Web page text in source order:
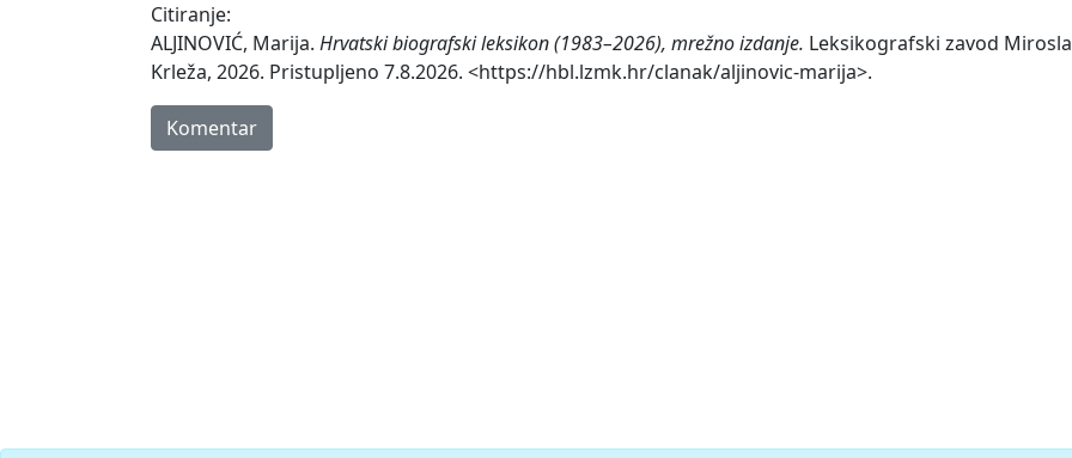
Citiranje:
ALJINOVIĆ, Marija. Hrvatski biografski leksikon (1983–2026), mrežno izdanje. Leksikografski zavod
Krleža, 2026. Pristupljeno 7.8.2026. <https://hbl.lzmk.hr/clanak/aljinovic-marija>.
Komentar